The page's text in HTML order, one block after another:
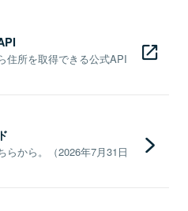
住所を取得できる公式API
らから。（2026年7月31日